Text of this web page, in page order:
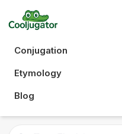
Conjugation
Etymology
Blog